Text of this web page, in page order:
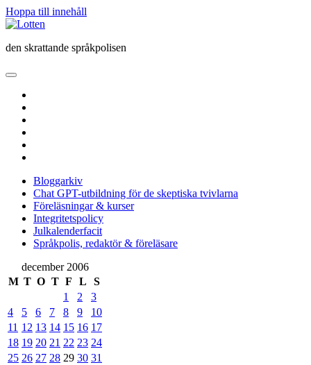
Hoppa till innehåll
Lotten
den skrattande språkpolisen
öppna
meny
Bloggarkiv
Chat GPT-utbildning för de skeptiska tvivlarna
Föreläsningar & kurser
Integritetspolicy
Julkalenderfacit
Språkpolis, redaktör & föreläsare
Sidopanel
december 2006
M T O T F L
S
1
2
3
4
5 6 7 8 9
10
11 12 13 14 15 16 17
18 19 20 21 22 23 24
25 26 27 28 29 30 31